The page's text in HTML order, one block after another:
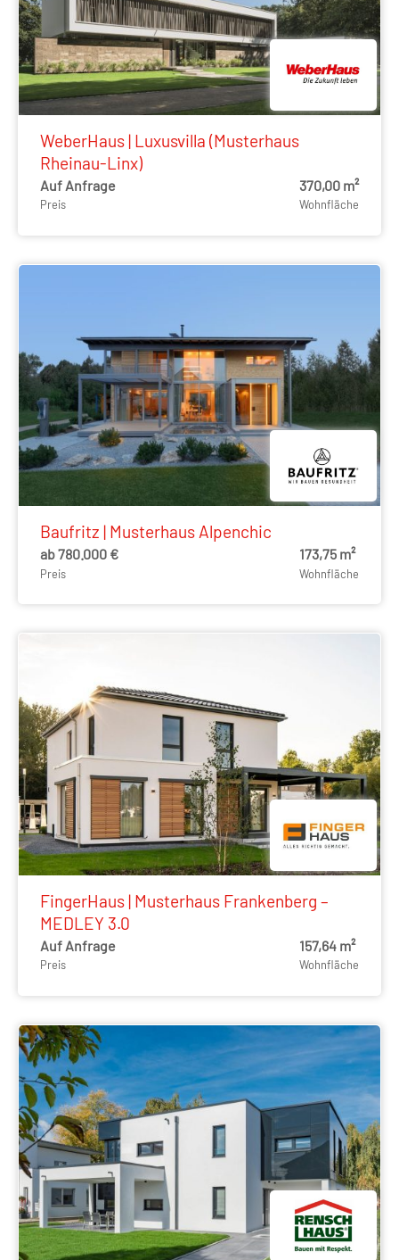
WeberHaus | Luxusvilla (Musterhaus
Rheinau-Linx)
Auf Anfrage
Preis
370,00 m²
Wohnfläche
Baufritz | Musterhaus Alpenchic
ab 780.000 €
Preis
173,75 m²
Wohnfläche
FingerHaus | Musterhaus Frankenberg –
MEDLEY 3.0
Auf Anfrage
Preis
157,64 m²
Wohnfläche